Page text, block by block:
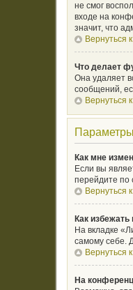
не смог
входе на
значит, что
Вернуться
Что делает
Она удаляет
сообщений,
Вернуться
Как мне
Если вы
перейдите по
Вернуться
Как
На вкладке
самому себе.
Вернуться
На